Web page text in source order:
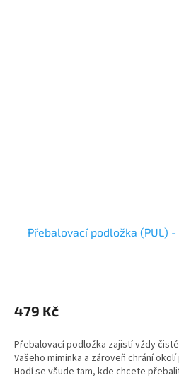
Přebalovací podložka (PUL)
479 Kč
Přebalovací podložka zajistí vždy
Vašeho miminka a zároveň chrání
Hodí se všude tam, kde chcete